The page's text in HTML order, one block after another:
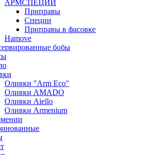
АРМСПЕЦИИ
Приправы
Специи
Приправы в фасовке
Hamove
бобы
Оливки "Arm Eco"
Оливки AMADO
Оливки Aiello
Оливки Armenium